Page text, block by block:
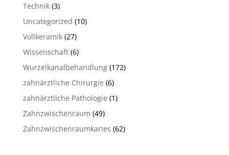
Technik(3)
Uncategorized (10)
Vollkeramik(27)
Wissenschaft(6)
Wurzelkanalbehandlung(172)
zahnärztliche Chirurgie (6)
zahnärztliche Pathologie (1)
Zahnzwischenraum (49)
Zahnzwischenraumkaries (62)